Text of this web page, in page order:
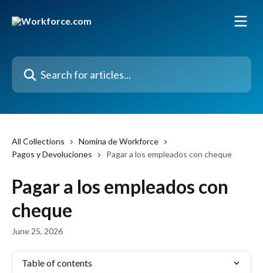
Search for articles...
All Collections
Nomina de Workforce
Pagos y Devoluciones
Pagar a los empleados con cheque
Pagar a los empleados con
cheque
June 25, 2026
Table of contents